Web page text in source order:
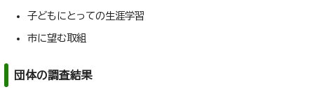
子どもにとっての生涯学習
市に望む取組
団体の調査結果